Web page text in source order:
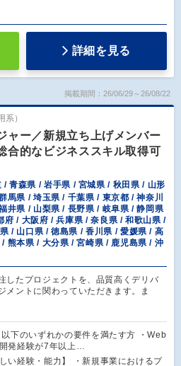
詳細を見る
掲載期間：26/06/29～26/08/22
）
ー／新規立ち上げメンバー
合的なビジネススキル取得可
/ 青森県 / 岩手県 / 宮城県 / 秋田県 / 山形
馬県 / 埼玉県 / 千葉県 / 東京都 / 神奈川
井県 / 山梨県 / 長野県 / 岐阜県 / 静岡県
府 / 大阪府 / 兵庫県 / 奈良県 / 和歌山県 /
/ 山口県 / 徳島県 / 香川県 / 愛媛県 / 高
熊本県 / 大分県 / 宮崎県 / 鹿児島県 / 沖
したプロジェクトを、品質高くデリバ
メントに関わっていただきます。ま
以下のいずれかの要件を満たす方 ・Web
発経験が7年以上…
しい経験・能力】 ・新規事業におけるプ